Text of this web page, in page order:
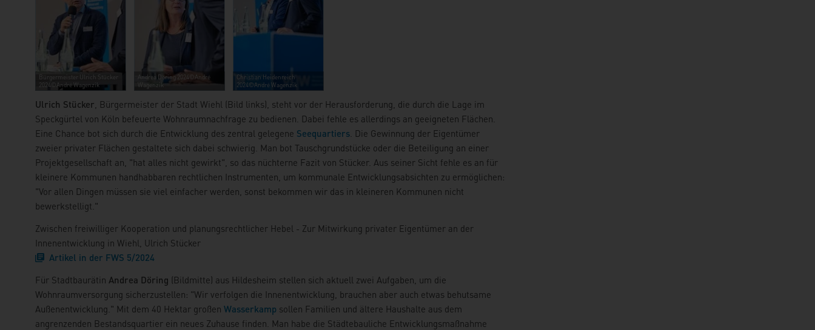
Bürgermeister Ulrich Stücker
2024©André Wagenzik
Andrea Döring 2024©André
Wagenzik
Christian Heidenreich
2024©André Wagenzik
Ulrich Stücker, Bürgermeister der Stadt Wiehl (Bild links), steht vor der Herausforderung, die durch die Lage im
Speckgürtel von Köln befeuerte Wohnraumnachfrage zu bedienen. Dabei fehle es allerdings an geeigneten Flächen.
Eine Chance bot sich durch die Entwicklung des zentral gelegene Seequartiers. Die Gewinnung der Eigentümer
zweier privater Flächen gestaltete sich dabei schwierig. Man bot Tauschgrundstücke oder die Beteiligung an einer
Projektgesellschaft an, "hat alles nicht gewirkt", so das nüchterne Fazit von Stücker. Aus seiner Sicht fehle es an für
kleinere Kommunen handhabbaren rechtlichen Instrumenten, um kommunale Entwicklungsabsichten zu ermöglichen:
"Vor allen Dingen müssen sie viel einfacher werden, sonst bekommen wir das in kleineren Kommunen nicht
bewerkstelligt."
Zwischen freiwilliger Kooperation und planungsrechtlicher Hebel - Zur Mitwirkung privater Eigentümer an der
Innenentwicklung in Wiehl, Ulrich Stücker
Artikel in der FWS 5/2024
Für Stadtbaurätin Andrea Döring (Bildmitte) aus Hildesheim stellen sich aktuell zwei Aufgaben, um die
Wohnraumversorgung sicherzustellen: "Wir verfolgen die Innenentwicklung, brauchen aber auch etwas behutsame
Außenentwicklung." Mit dem 40 Hektar großen Wasserkamp sollen Familien und ältere Haushalte aus dem
angrenzenden Bestandsquartier ein neues Zuhause finden. Man habe die Städtebauliche Entwicklungsmaßnahme